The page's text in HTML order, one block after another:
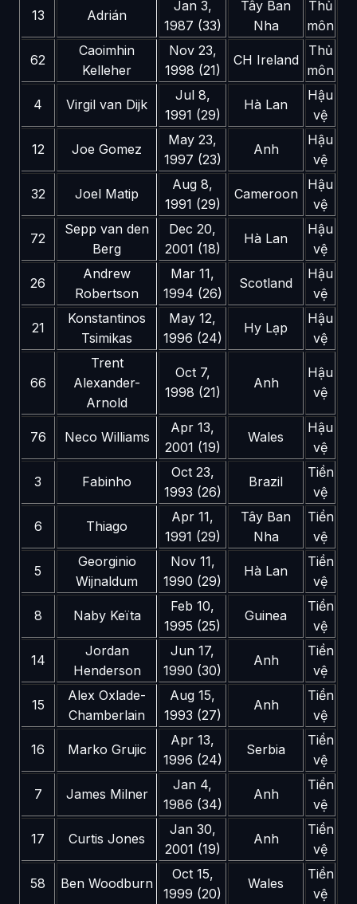
13 Adrián
Jan 3,
1987 (33)
Tây Ban
Nha
Thủ
môn
62
Caoimhin
Kelleher
Nov 23,
1998 (21)
CH Ireland
Thủ
môn
4 Virgil van Dijk
Jul 8,
1991 (29)
Hà Lan
Hậu
vệ
12 Joe Gomez
May 23,
1997 (23)
Anh
Hậu
vệ
32 Joel Matip
Aug 8,
1991 (29)
Cameroon
Hậu
vệ
72
Sepp van den
Berg
Dec 20,
2001 (18)
Hà Lan
Hậu
vệ
26
Andrew
Robertson
Mar 11,
1994 (26)
Scotland
Hậu
vệ
21
Konstantinos
Tsimikas
May 12,
1996 (24)
Hy Lạp
Hậu
vệ
66
Trent
Alexander-
Arnold
Oct 7,
1998 (21)
Anh
Hậu
vệ
76 Neco Williams
Apr 13,
2001 (19)
Wales
Hậu
vệ
3 Fabinho
Oct 23,
1993 (26)
Brazil
Tiền
vệ
6 Thiago
Apr 11,
1991 (29)
Tây Ban
Nha
Tiền
vệ
5
Georginio
Wijnaldum
Nov 11,
1990 (29)
Hà Lan
Tiền
vệ
8 Naby Keïta
Feb 10,
1995 (25)
Guinea
Tiền
vệ
14
Jordan
Henderson
Jun 17,
1990 (30)
Anh
Tiền
vệ
15
Alex Oxlade-
Chamberlain
Aug 15,
1993 (27)
Anh
Tiền
vệ
16 Marko Grujic
Apr 13,
1996 (24)
Serbia
Tiền
vệ
7 James Milner
Jan 4,
1986 (34)
Anh
Tiền
vệ
17 Curtis Jones
Jan 30,
2001 (19)
Anh
Tiền
vệ
58 Ben Woodburn
Oct 15,
1999 (20)
Wales
Tiền
vệ